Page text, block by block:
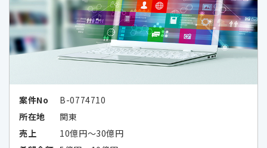
4.個人情報の第三者提供の制限
次の場合を除いてお客様の個人情報を第三者
に開示又は提供することはありません。
お客様ご本人が同意されている場合
法令などの定めにより開示が必要な場
合
案件No
B-0774710
所在地
関東
売上
10億円～30億円